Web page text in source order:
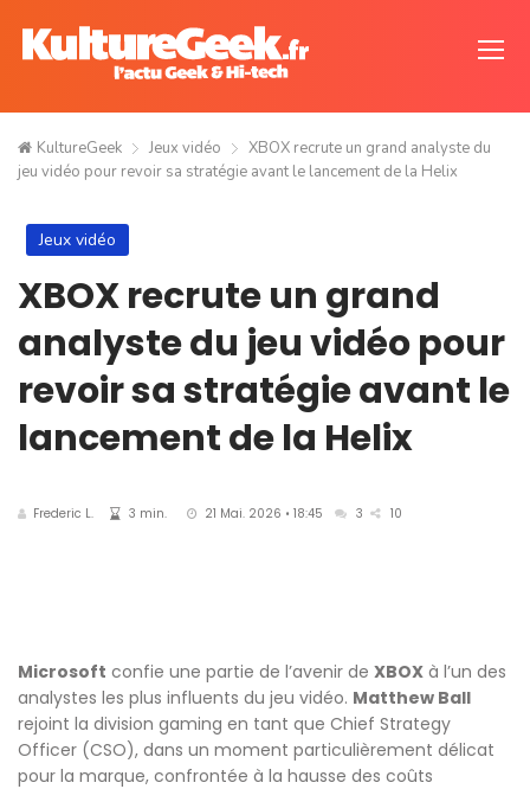
KultureGeek Jeux vidéo
XBOX recrute un grand analyste du
jeu vidéo pour revoir sa stratégie avant le lancement de la Helix
Jeux vidéo
XBOX recrute un grand
analyste du jeu vidéo pour
revoir sa stratégie avant le
lancement de la Helix
Frederic L. 3 min. 21 Mai. 2026 • 18:45 3 10
Microsoft confie une partie de l’avenir de XBOX à l’un des
analystes les plus influents du jeu vidéo. Matthew Ball
rejoint la division gaming en tant que Chief Strategy
Officer (CSO), dans un moment particulièrement délicat
pour la marque, confrontée à la hausse des coûts